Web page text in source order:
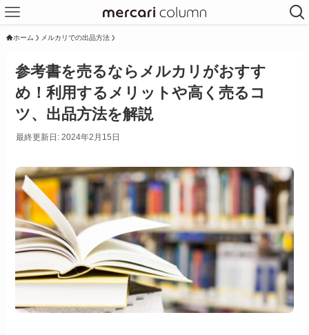
ホーム メルカリでの出品方法
参考書を売るならメルカリがおすす
め！利用するメリットや高く売るコ
ツ、出品方法を解説
最終更新日: 2024年2月15日